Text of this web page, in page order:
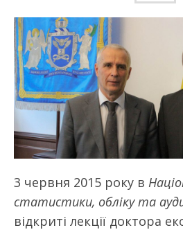
3 червня 2015 року в
статистики, обліку та
відкриті лекції доктора